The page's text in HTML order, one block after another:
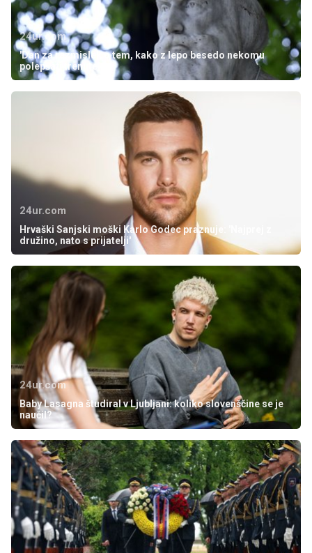
24ur.com
'Dan za razmislek o tem, kako z lepo besedo nekomu
polepšati trenutek'
24ur.com
Hrvaški Sanjski moški Karlo Godec praznuje: 'Najprej z
družino, nato s prijatelji'
24ur.com
Baby Lasagna študiral v Ljubljani: koliko slovenščine se je
naučil?